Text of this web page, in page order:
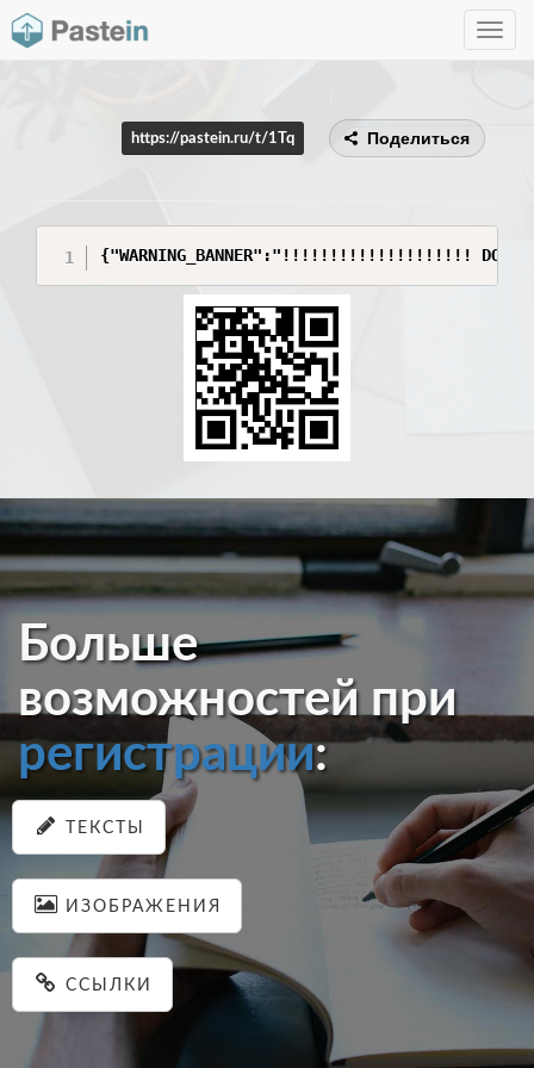
Toggle
https://pastein.ru/t/1Tq Поделиться
Больше
возможностей при
регистрации:
ТЕКСТЫ
ИЗОБРАЖЕНИЯ
ССЫЛКИ